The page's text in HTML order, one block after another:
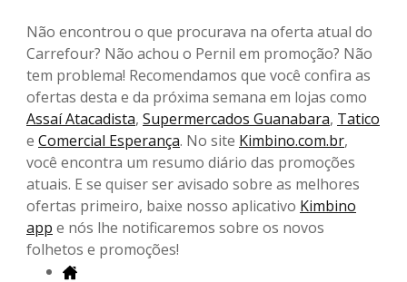
Não encontrou o que procurava na oferta atual do
Carrefour? Não achou o Pernil em promoção? Não
tem problema! Recomendamos que você confira as
ofertas desta e da próxima semana em lojas como
Assaí Atacadista, Supermercados Guanabara, Tatico
e Comercial Esperança. No site Kimbino.com.br,
você encontra um resumo diário das promoções
atuais. E se quiser ser avisado sobre as melhores
ofertas primeiro, baixe nosso aplicativo Kimbino
app e nós lhe notificaremos sobre os novos
folhetos e promoções!